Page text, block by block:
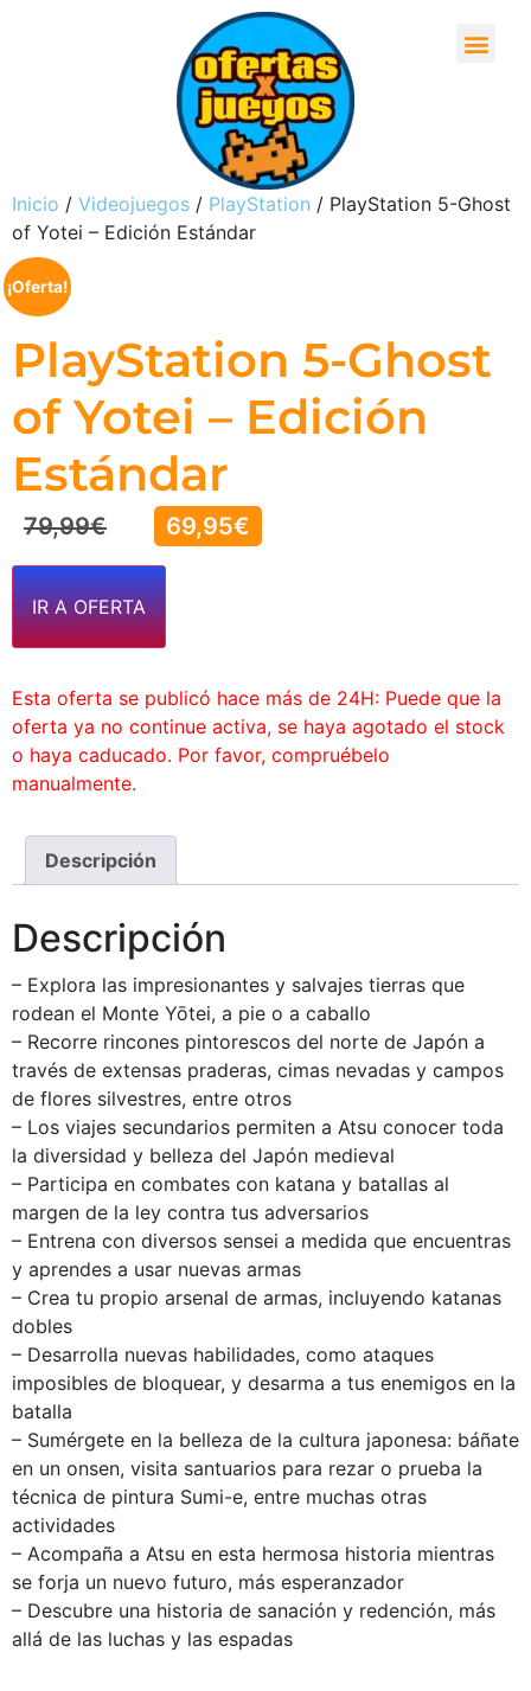
Inicio / Videojuegos / PlayStation / PlayStation 5-Ghost
of Yotei – Edición Estándar
¡Oferta!
PlayStation 5-Ghost
of Yotei – Edición
Estándar
79,99€ 69,95€
IR A OFERTA
Esta oferta se publicó hace más de 24H: Puede que la
oferta ya no continue activa, se haya agotado el stock
o haya caducado. Por favor, compruébelo
manualmente.
Descripción
Descripción
– Explora las impresionantes y salvajes tierras que
rodean el Monte Yōtei, a pie o a caballo
– Recorre rincones pintorescos del norte de Japón a
través de extensas praderas, cimas nevadas y campos
de flores silvestres, entre otros
– Los viajes secundarios permiten a Atsu conocer toda
la diversidad y belleza del Japón medieval
– Participa en combates con katana y batallas al
margen de la ley contra tus adversarios
– Entrena con diversos sensei a medida que encuentras
y aprendes a usar nuevas armas
– Crea tu propio arsenal de armas, incluyendo katanas
dobles
– Desarrolla nuevas habilidades, como ataques
imposibles de bloquear, y desarma a tus enemigos en la
batalla
– Sumérgete en la belleza de la cultura japonesa: báñate
en un onsen, visita santuarios para rezar o prueba la
técnica de pintura Sumi-e, entre muchas otras
actividades
– Acompaña a Atsu en esta hermosa historia mientras
se forja un nuevo futuro, más esperanzador
– Descubre una historia de sanación y redención, más
allá de las luchas y las espadas